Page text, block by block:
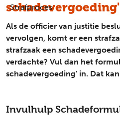
Strafproces
schadevergoeding'
Als de officier van justitie
vervolgen, komt er een
strafzaak een
verdachte? Vul dan het
schadevergoeding' in. Dat
Invulhulp